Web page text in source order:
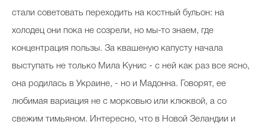
стали советовать переходить на костный бульон: на
холодец они пока не созрели, но мы-то знаем, где
концентрация пользы. За квашеную капусту начала
выступать не только Мила Кунис - с ней как раз все ясно,
она родилась в Украине, - но и Мадонна. Говорят, ее
любимая вариация не с морковью или клюквой, а со
свежим тимьяном. Интересно, что в Новой Зеландии и